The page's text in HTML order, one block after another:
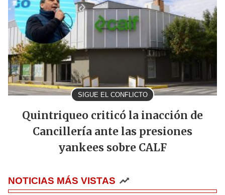
SIGUE EL CONFLICTO
Quintriqueo criticó la inacción de
Cancillería ante las presiones
yankees sobre CALF
NOTICIAS MÁS VISTAS